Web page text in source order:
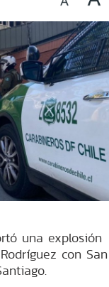
una explosión
con San